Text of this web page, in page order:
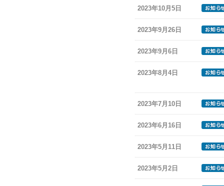
2023年10月5日
2023年9月26日
2023年9月6日
2023年8月4日
2023年7月10日
2023年6月16日
2023年5月11日
2023年5月2日